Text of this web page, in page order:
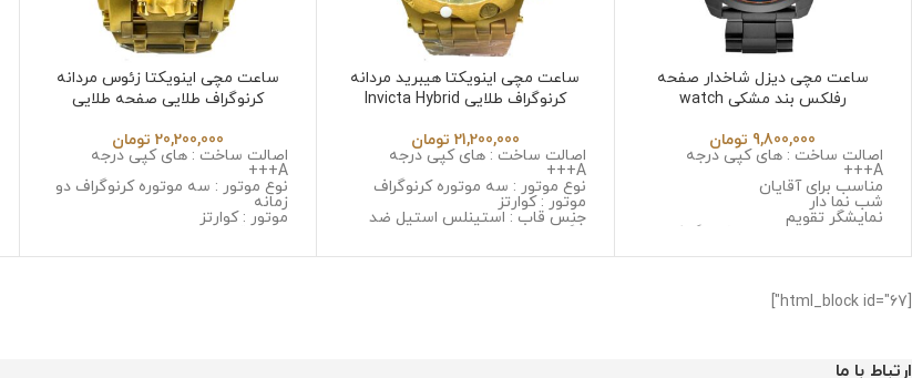
ساعت مچی دیزل شاخدار صفحه
رفلکس بند مشکی watch
9,800,000 تومان
اصالت ساخت : های کپی درجه
A+++
مناسب برای آقایان
شب نما دار
نمایشگر تقویم
نوع موتور : سه موتوره کرنوگراف
جنس قاب : استینلس استیل ضد
جنس شیشه : صافیر کریستال ضد
خش
وزن : 211 گرم
ساعت مچی اینویکتا هیبرید مردانه
کرنوگراف طلایی Invicta Hybrid
21,200,000 تومان
اصالت ساخت : های کپی درجه
A+++
نوع موتور : سه موتوره کرنوگراف
موتور : کوارتز
جنس قاب : استینلس استیل ضد
زنگ و ضد حساسیت
جنس بند : استینلس استیل ضد زنگ
ساعت مچی اینویکتا زئوس مردانه
کرنوگراف طلایی صفحه طلایی
20,200,000 تومان
اصالت ساخت : های کپی درجه
A+++
نوع موتور : سه موتوره کرنوگراف دو
زمانه
موتور : کوارتز
جنس شیشه : سافایر ضد خش
[html_block id="67"]
ارتباط با ما